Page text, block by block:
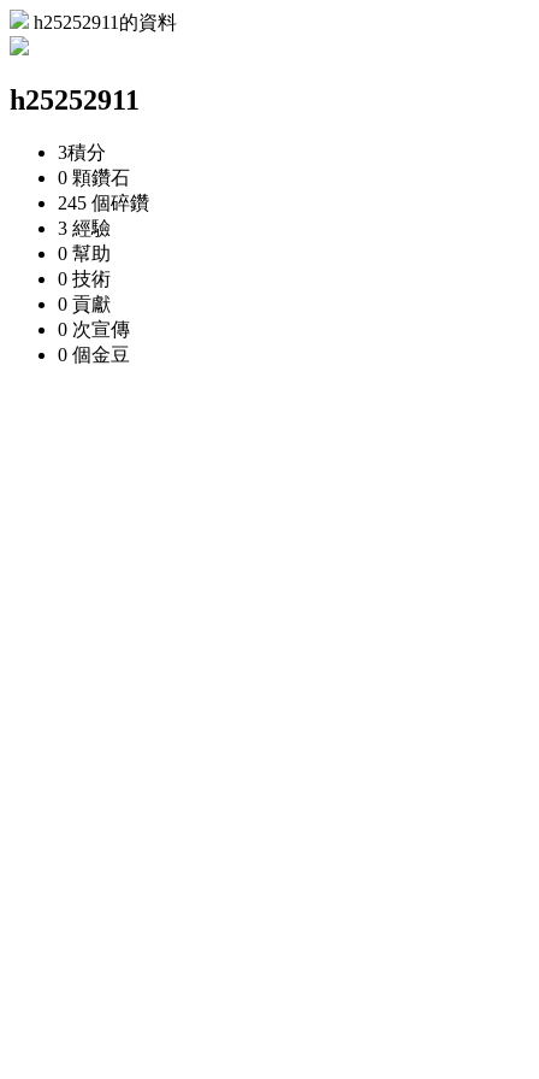
h25252911的資料
h25252911
3積分
0 顆鑽石
245 個碎鑽
3 經驗
0 幫助
0 技術
0 貢獻
0 次宣傳
0 個金豆